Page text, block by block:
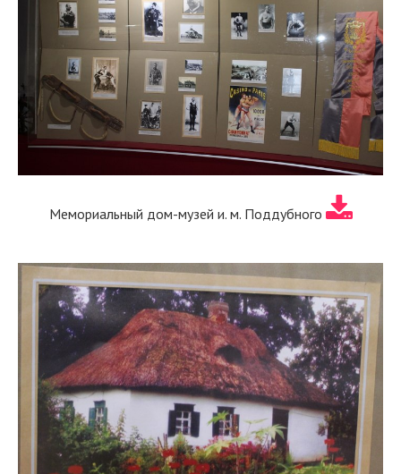
Мемориальный дом-музей и. м. Поддубного